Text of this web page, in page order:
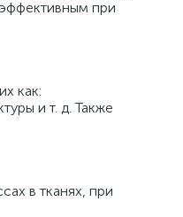
при
как:
и т. д. Также
в тканях, при